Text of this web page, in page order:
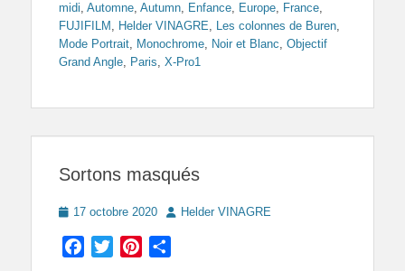
midi, Automne, Autumn, Enfance, Europe, France,
FUJIFILM , Helder VINAGRE, Les colonnes de Buren,
Mode Portrait, Monochrome, Noir et Blanc, Objectif
Grand Angle, Paris, X-Pro1
Sortons masqués
Posted
17 octobre 2020 AuthorHelder VINAGRE
Facebook
TwitterPinterest